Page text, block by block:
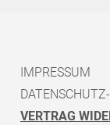
IMPRESSUM
VERTRAG